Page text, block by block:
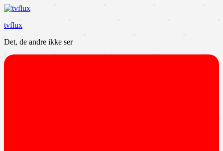
Videre
indhold
tvflux
Det, de andre ikke ser